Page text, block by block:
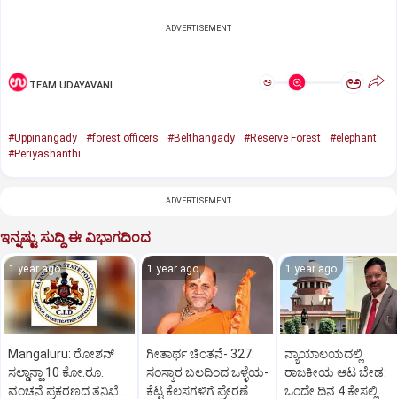
ADVERTISEMENT
TEAM UDAYAVANI ಅ ಅ
#Uppinangady #forest officers #Belthangady #Reserve Forest
#elephant
#Periyashanthi
ADVERTISEMENT
ಇನ್ನಷ್ಟು ಸುದ್ದಿ ಈ ವಿಭಾಗದಿಂದ
1 year ago
Mangaluru: ರೋಶನ್‌
ಸಲ್ಡಾನ್ಹಾ 10 ಕೋ.ರೂ.
ವಂಚನೆ ಪ್ರಕರಣದ ತನಿಖೆ
1 year ago
ಗೀತಾರ್ಥ ಚಿಂತನೆ- 327:
ಸಂಸ್ಕಾರ ಬಲದಿಂದ ಒಳ್ಳೆಯ-
ಕೆಟ್ಟ ಕೆಲಸಗಳಿಗೆ ಪ್ರೇರಣೆ
1 year ago
ನ್ಯಾಯಾಲಯದಲ್ಲಿ
ರಾಜಕೀಯ ಆಟ ಬೇಡ:
ಒಂದೇ ದಿನ 4 ಕೇಸಲ್ಲಿ